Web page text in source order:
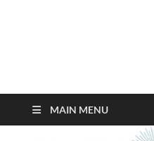
MAIN MENU